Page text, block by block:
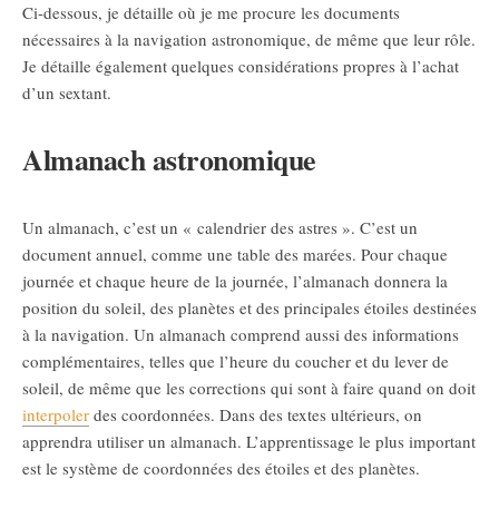
Ci-dessous, je détaille où je me procure les documents
nécessaires à la navigation astronomique, de même que leur rôle.
Je détaille également quelques considérations propres à l’achat
d’un sextant.
Almanach astronomique
Un almanach, c’est un « calendrier des astres ». C’est un
document annuel, comme une table des marées. Pour chaque
journée et chaque heure de la journée, l’almanach donnera la
position du soleil, des planètes et des principales étoiles destinées
à la navigation. Un almanach comprend aussi des informations
complémentaires, telles que l’heure du coucher et du lever de
soleil, de même que les corrections qui sont à faire quand on doit
interpoler des coordonnées. Dans des textes ultérieurs, on
apprendra utiliser un almanach. L’apprentissage le plus important
est le système de coordonnées des étoiles et des planètes.